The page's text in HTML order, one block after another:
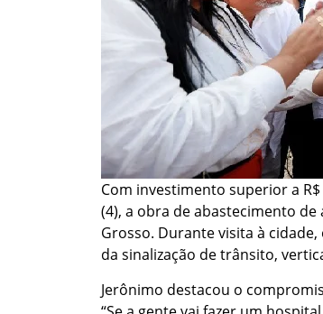
Com investimento superior a
(4), a obra de abastecimento
Grosso. Durante visita à
da sinalização de trânsito,
Jerônimo destacou o